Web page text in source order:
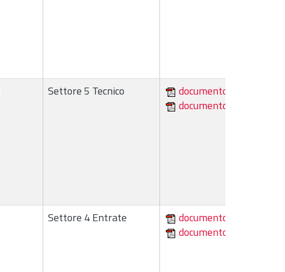
Settore 5 Tecnico
documento
documento
Settore 4 Entrate
documento
documento